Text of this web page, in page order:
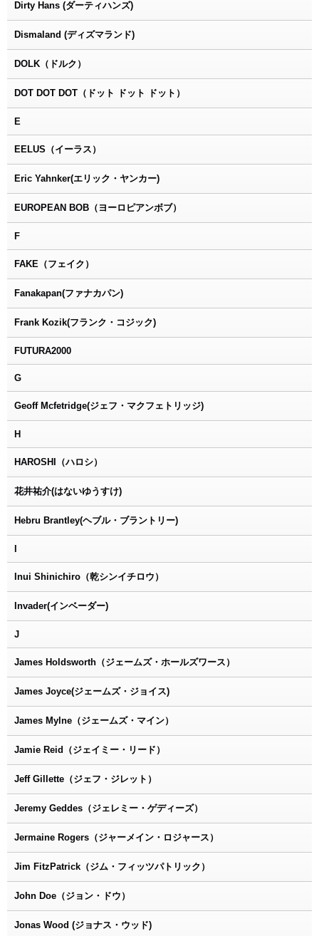
Dirty Hans (ダーティハンズ)
Dismaland (ディズマランド)
DOLK（ドルク）
DOT DOT DOT（ドット ドット ドット）
E
EELUS（イーラス）
Eric Yahnker(エリック・ヤンカー)
EUROPEAN BOB（ヨーロピアンボブ）
F
FAKE（フェイク）
Fanakapan(ファナカパン)
Frank Kozik(フランク・コジック)
FUTURA2000
G
Geoff Mcfetridge(ジェフ・マクフェトリッジ)
H
HAROSHI（ハロシ）
花井祐介(はないゆうすけ)
Hebru Brantley(ヘブル・ブラントリー)
Inui Shinichiro（乾シンイチロウ）
Invader(インベーダー)
J
James Holdsworth（ジェームズ・ホールズワース）
James Joyce(ジェームズ・ジョイス)
James Mylne（ジェームズ・マイン）
Jamie Reid（ジェイミー・リード）
Jeff Gillette（ジェフ・ジレット）
Jeremy Geddes（ジェレミー・ゲディーズ）
Jermaine Rogers（ジャーメイン・ロジャース）
Jim FitzPatrick（ジム・フィッツパトリック）
John Doe（ジョン・ドウ）
Jonas Wood (ジョナス・ウッド)